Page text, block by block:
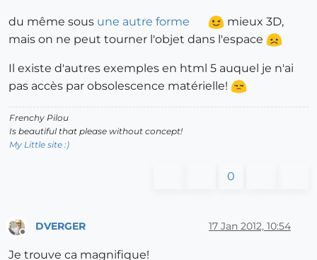
du même sous une autre forme
mieux 3D,
mais on ne peut tourner l'objet dans l'espace
Il existe d'autres exemples en html 5 auquel je n'ai
pas accès par obsolescence matérielle!
Frenchy Pilou
Is beautiful that please without concept!
My Little site :)
0
DVERGER 17 Jan 2012, 10:54
Je trouve ca magnifique!